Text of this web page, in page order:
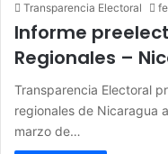
Transparencia Electoral
Informe
Regionales –
Transparencia Electoral
regionales de Nicaragua
marzo de…